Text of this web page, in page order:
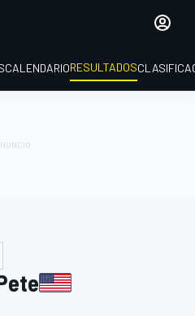
CALENDARIORESULTADOS